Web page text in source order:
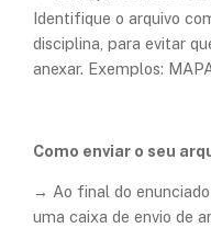
Identifique o arquivo
disciplina, para evitar
anexar. Exemplos:
Como enviar o seu
→ Ao final do
uma caixa de envio de